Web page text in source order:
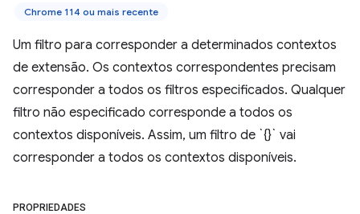
Chrome 114 ou mais recente
Um filtro para corresponder a determinados contextos
de extensão. Os contextos correspondentes precisam
corresponder a todos os filtros especificados. Qualquer
filtro não especificado corresponde a todos os
contextos disponíveis. Assim, um filtro de `{}` vai
corresponder a todos os contextos disponíveis.
PROPRIEDADES